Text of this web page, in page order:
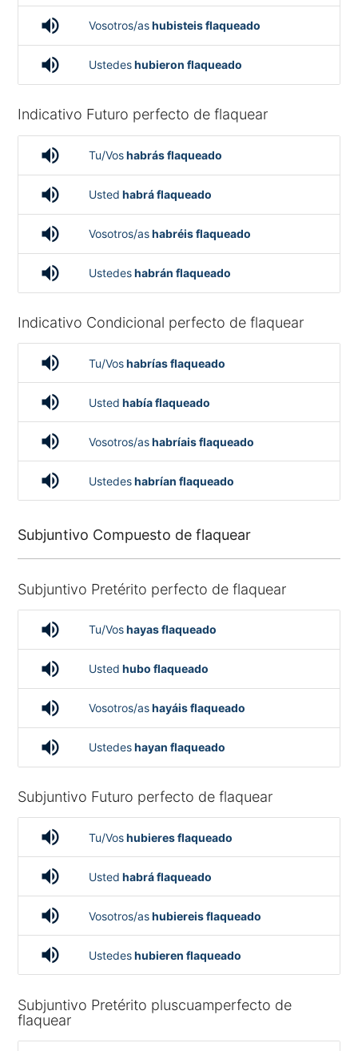
volume_up Vosotros/ashubisteis flaqueado
volume_up Ustedeshubieron flaqueado
Indicativo Futuro perfecto de flaquear
volume_up Tu/Voshabrás flaqueado
volume_up Usted habrá flaqueado
volume_up Vosotros/ashabréis flaqueado
volume_up Ustedeshabrán flaqueado
Indicativo Condicional perfecto de flaquear
volume_up Tu/Voshabrías flaqueado
volume_up Usted había flaqueado
volume_up Vosotros/ashabríais flaqueado
volume_up Ustedeshabrían flaqueado
Subjuntivo Compuesto de flaquear
Subjuntivo Pretérito perfecto de flaquear
volume_up Tu/Voshayas flaqueado
volume_up Usted hubo flaqueado
volume_up Vosotros/ashayáis flaqueado
volume_up Ustedeshayan flaqueado
Subjuntivo Futuro perfecto de flaquear
volume_up Tu/Voshubieres flaqueado
volume_up Usted habrá flaqueado
volume_up Vosotros/ashubiereis flaqueado
volume_up Ustedeshubieren flaqueado
Subjuntivo Pretérito pluscuamperfecto de
flaquear